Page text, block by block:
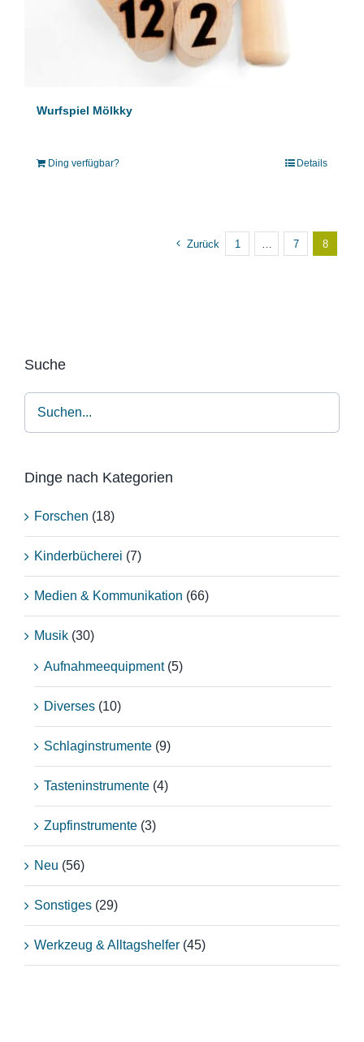
Wurfspiel Mölkky
Ding verfügbar? Details
Zurück 1 7 8
Suche
Dinge nach Kategorien
Forschen (18)
Kinderbücherei (7)
Medien & Kommunikation (66)
Musik (30)
Aufnahmeequipment (5)
Diverses (10)
Schlaginstrumente (9)
Tasteninstrumente (4)
Zupfinstrumente (3)
Neu (56)
Sonstiges (29)
Werkzeug & Alltagshelfer (45)